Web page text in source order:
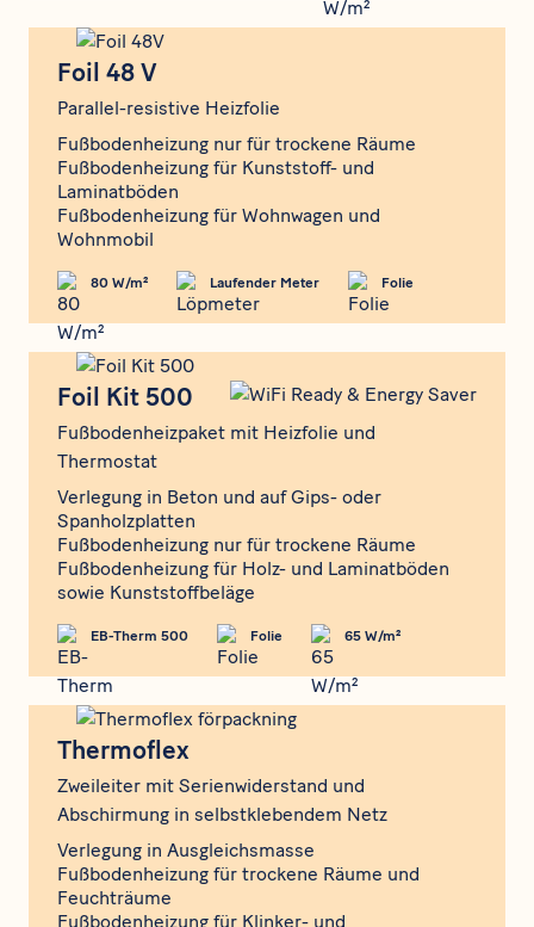
Foil 48 V
Parallel-resistive Heizfolie
Fußbodenheizung nur für trockene Räume
Fußbodenheizung für Kunststoff- und
Laminatböden
Fußbodenheizung für Wohnwagen und
Wohnmobil
80 W/m² Laufender Meter Folie
Foil 48 V
Foil Kit 500
Fußbodenheizpaket mit Heizfolie und
Thermostat
Verlegung in Beton und auf Gips- oder
Spanholzplatten
Fußbodenheizung nur für trockene Räume
Fußbodenheizung für Holz- und Laminatböden
sowie Kunststoffbeläge
EB-Therm 500 Folie 65 W/m²
Foil Kit 500
Thermoflex
Zweileiter mit Serienwiderstand und
Abschirmung in selbstklebendem Netz
Verlegung in Ausgleichsmasse
Fußbodenheizung für trockene Räume und
Feuchträume
Fußbodenheizung für Klinker- und
Thermoflex